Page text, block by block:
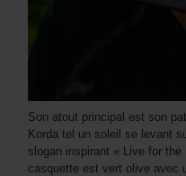
Son atout principal est son
Korda tel un soleil se levant
slogan inspirant « Live for
casquette est vert olive avec